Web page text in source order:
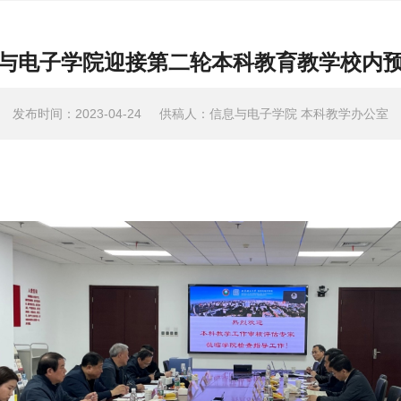
电子学院迎接第二轮本科教育教学校内
发布时间：2023-04-24 供稿人：信息与电子学院 本科教学办公室